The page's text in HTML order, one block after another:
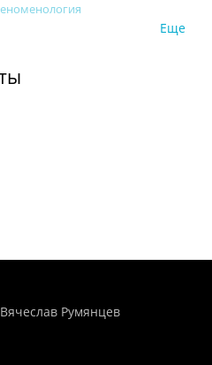
Еще
Вячеслав Румянцев